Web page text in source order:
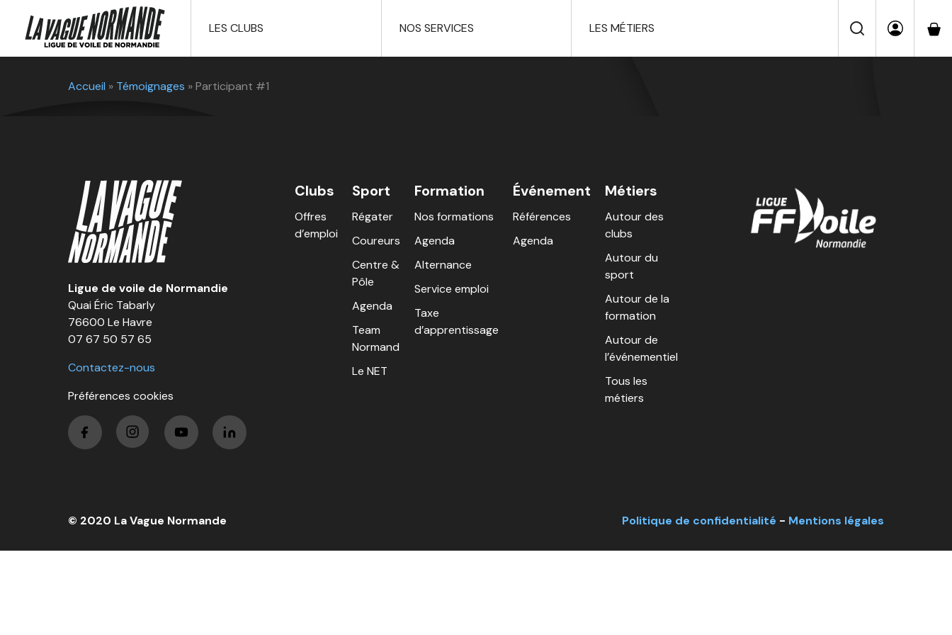
LES CLUBS NOS SERVICES LES MÉTIERS
Accueil » Témoignages »Participant #1
Ligue de voile de Normandie
Quai Éric Tabarly
76600 Le Havre
07 67 50 57 65
Contactez-nous
Préférences cookies
Clubs
Offres
d’emploi
Sport
Régater
Coureurs
Centre &
Pôle
Agenda
Team
Normand
Le NET
Formation
Nos formations
Agenda
Alternance
Service emploi
Taxe
d’apprentissage
Événement
Références
Agenda
Métiers
Autour des
clubs
Autour du
sport
Autour de la
formation
Autour de
l’événementiel
Tous les
métiers
© 2020 La Vague Normande Politique de confidentialité - Mentions légales